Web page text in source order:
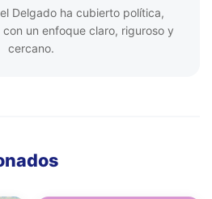
Delgado ha cubierto política,
un enfoque claro, riguroso y
cercano.